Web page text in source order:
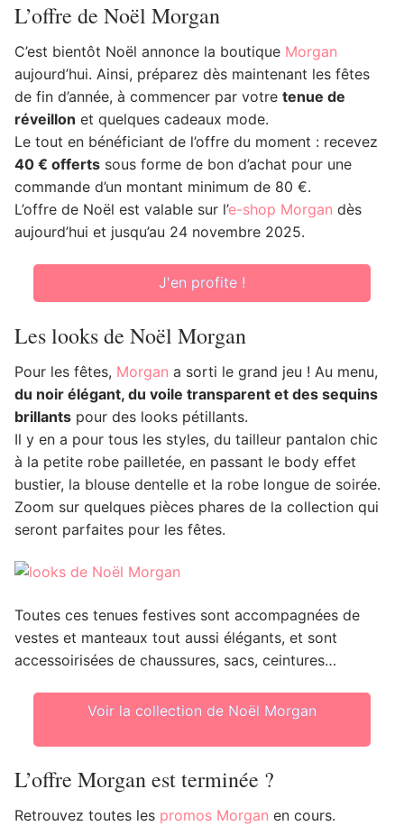
L’offre de Noël Morgan
C’est bientôt Noël annonce la boutique Morgan
aujourd’hui. Ainsi, préparez dès maintenant les fêtes
de fin d’année, à commencer par votre tenue de
réveillon et quelques cadeaux mode.
Le tout en bénéficiant de l’offre du moment : recevez
40 € offerts sous forme de bon d’achat pour une
commande d’un montant minimum de 80 €.
L’offre de Noël est valable sur l’e-shop Morgan dès
aujourd’hui et jusqu’au 24 novembre 2025.
J'en profite !
Les looks de Noël Morgan
Pour les fêtes, Morgan a sorti le grand jeu ! Au menu,
du noir élégant, du voile transparent et des sequins
brillants pour des looks pétillants.
Il y en a pour tous les styles, du tailleur pantalon chic
à la petite robe pailletée, en passant le body effet
bustier, la blouse dentelle et la robe longue de soirée.
Zoom sur quelques pièces phares de la collection qui
seront parfaites pour les fêtes.
Toutes ces tenues festives sont accompagnées de
vestes et manteaux tout aussi élégants, et sont
accessoirisées de chaussures, sacs, ceintures…
Voir la collection de Noël Morgan
L’offre Morgan est terminée ?
Retrouvez toutes les promos Morgan en cours.